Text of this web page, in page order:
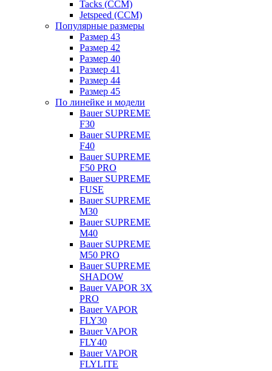
Tacks (CCM)
Jetspeed (CCM)
Популярные размеры
Размер 43
Размер 42
Размер 40
Размер 41
Размер 44
Размер 45
По линейке и модели
Bauer SUPREME
F30
Bauer SUPREME
F40
Bauer SUPREME
F50 PRO
Bauer SUPREME
FUSE
Bauer SUPREME
M30
Bauer SUPREME
M40
Bauer SUPREME
M50 PRO
Bauer SUPREME
SHADOW
Bauer VAPOR 3X
PRO
Bauer VAPOR
FLY30
Bauer VAPOR
FLY40
Bauer VAPOR
FLYLITE